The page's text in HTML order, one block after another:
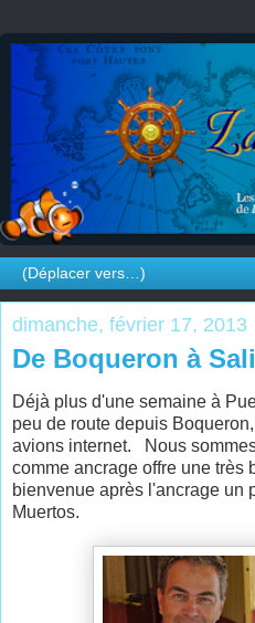
dimanche, février 17, 2013
De Boqueron à
Déjà plus d'une semaine à
peu de route depuis
avions internet. Nous
comme ancrage offre une très
bienvenue après l'ancrage un
Muertos.